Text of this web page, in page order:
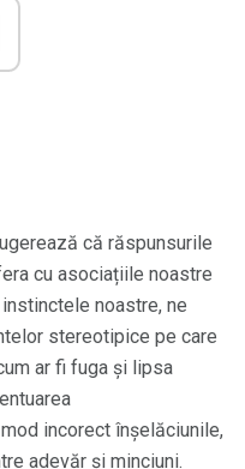
că răspunsurile
cu asociațiile noastre
noastre, ne
stereotipice pe care
ar fi fuga și lipsa
incorect înșelăciunile,
adevăr și minciuni.